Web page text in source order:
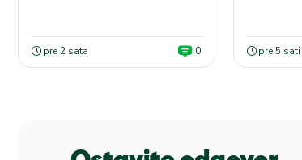
pre 2 sata 0 pre 5 sati